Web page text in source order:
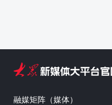
融媒矩阵（媒体）